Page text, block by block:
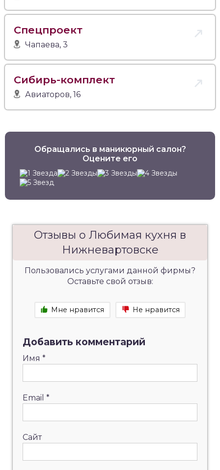
Спецпроект
Чапаева, 3
Сибирь-комплект
Авиаторов, 16
Обращались в маникюрный салон?
Оцените его
Отзывы о Любимая кухня в
Нижневартовске
Пользовались услугами данной фирмы?
Оставьте свой отзыв:
Мне нравится Не нравится
Добавить комментарий
Имя *
Email *
Сайт